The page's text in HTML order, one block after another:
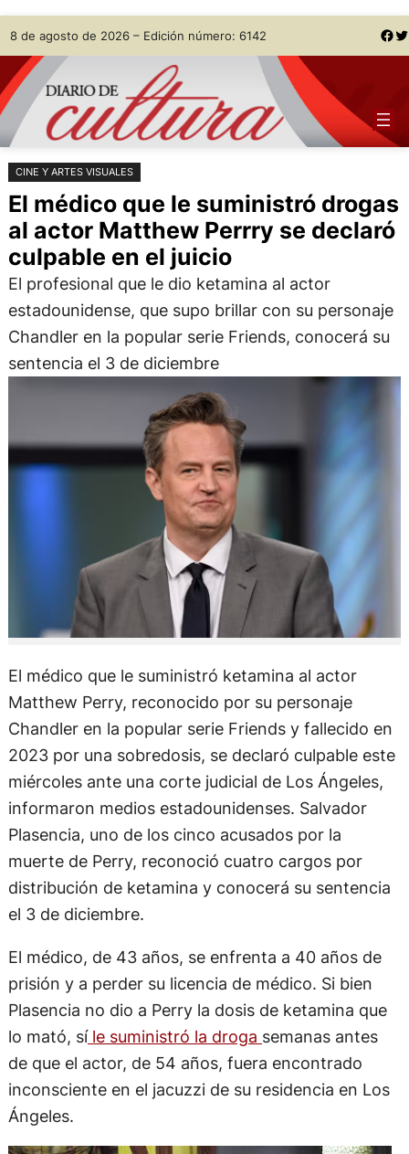
Saltar
al
contenido
Skip
to
content
8 de agosto de 2026 – Edición número: 6142 Facebook Twitter
CINE Y ARTES VISUALES
El médico que le suministró drogas
al actor Matthew Perrry se declaró
culpable en el juicio
El profesional que le dio ketamina al actor
estadounidense, que supo brillar con su personaje
Chandler en la popular serie Friends, conocerá su
sentencia el 3 de diciembre
El médico que le suministró ketamina al actor
Matthew Perry, reconocido por su personaje
Chandler en la popular serie Friends y fallecido en
2023 por una sobredosis, se declaró culpable este
miércoles ante una corte judicial de Los Ángeles,
informaron medios estadounidenses. Salvador
Plasencia, uno de los cinco acusados por la
muerte de Perry, reconoció cuatro cargos por
distribución de ketamina y conocerá su sentencia
el 3 de diciembre.
El médico, de 43 años, se enfrenta a 40 años de
prisión y a perder su licencia de médico. Si bien
Plasencia no dio a Perry la dosis de ketamina que
lo mató, síle suministró la droga semanas antes
de que el actor, de 54 años, fuera encontrado
inconsciente en el jacuzzi de su residencia en Los
Ángeles.